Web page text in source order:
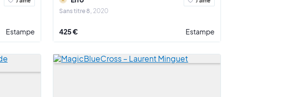
Estampe
Sans titre 8 2020
425 € Estampe